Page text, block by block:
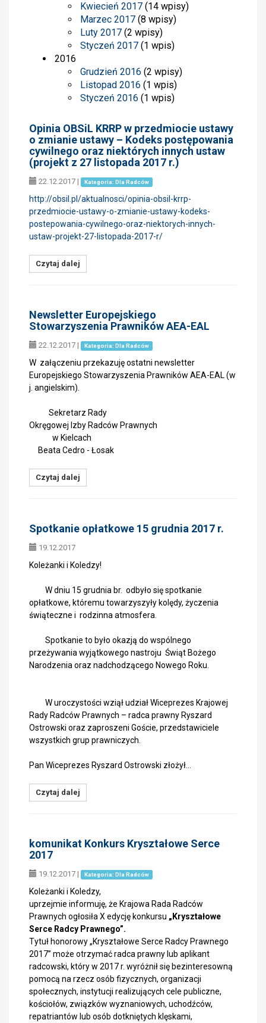
Kwiecień 2017 (14 wpisy)
Marzec 2017 (8 wpisy)
Luty 2017 (2 wpisy)
Styczeń 2017 (1 wpis)
2016
Grudzień 2016 (2 wpisy)
Listopad 2016 (1 wpis)
Styczeń 2016 (1 wpis)
Opinia OBSiL KRRP w przedmiocie ustawy
o zmianie ustawy – Kodeks postępowania
cywilnego oraz niektórych innych ustaw
(projekt z 27 listopada 2017 r.)
22.12.2017 | Kategoria: Dla Radców
http://obsil.pl/aktualnosci/opinia-obsil-krrp-
przedmiocie-ustawy-o-zmianie-ustawy-kodeks-
postepowania-cywilnego-oraz-niektorych-innych-
ustaw-projekt-27-listopada-2017-r/
Czytaj dalej
Newsletter Europejskiego
Stowarzyszenia Prawników AEA-EAL
22.12.2017 | Kategoria: Dla Radców
W załączeniu przekazuję ostatni newsletter
Europejskiego Stowarzyszenia Prawników AEA-EAL (w
j. angielskim).
Sekretarz Rady
Okręgowej Izby Radców Prawnych
w Kielcach
Beata Cedro - Łosak
Czytaj dalej
Spotkanie opłatkowe 15 grudnia 2017 r.
19.12.2017
Koleżanki i Koledzy!
W dniu 15 grudnia br. odbyło się spotkanie
opłatkowe, któremu towarzyszyły kolędy, życzenia
świąteczne i rodzinna atmosfera.
Spotkanie to było okazją do wspólnego
przeżywania wyjątkowego nastroju Świąt Bożego
Narodzenia oraz nadchodzącego Nowego Roku.
W uroczystości wziął udział Wiceprezes Krajowej
Rady Radców Prawnych – radca prawny Ryszard
Ostrowski oraz zaproszeni Goście, przedstawiciele
wszystkich grup prawniczych.
Pan Wiceprezes Ryszard Ostrowski złożył…
Czytaj dalej
komunikat Konkurs Kryształowe Serce
2017
19.12.2017 | Kategoria: Dla Radców
Koleżanki i Koledzy,
uprzejmie informuję, że Krajowa Rada Radców
Prawnych ogłosiła X edycję konkursu „Kryształowe
Serce Radcy Prawnego”.
Tytuł honorowy „Kryształowe Serce Radcy Prawnego
2017” może otrzymać radca prawny lub aplikant
radcowski, który w 2017 r. wyróżnił się bezinteresowną
pomocą na rzecz osób fizycznych, organizacji
społecznych, instytucji realizujących cele publiczne,
kościołów, związków wyznaniowych, uchodźców,
repatriantów lub osób dotkniętych klęskami,